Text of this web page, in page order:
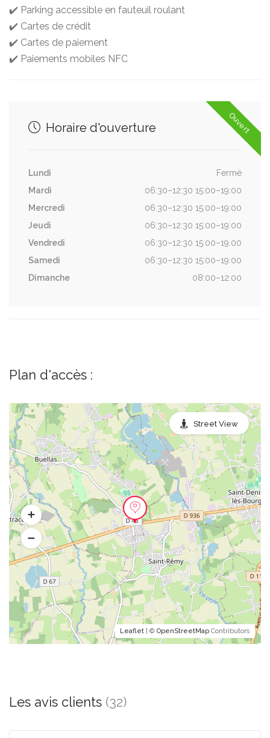
✔️ Parking accessible en fauteuil roulant
✔️ Cartes de crédit
✔️ Cartes de paiement
✔️ Paiements mobiles NFC
Ouvert
Horaire d'ouverture
Lundi
Fermé
Mardi
06:30–12:30 15:00–19:00
Mercredi
06:30–12:30 15:00–19:00
Jeudi
06:30–12:30 15:00–19:00
Vendredi
06:30–12:30 15:00–19:00
Samedi
06:30–12:30 15:00–19:00
Dimanche
08:00–12:00
Plan d'accès :
Leaflet | © OpenStreetMap Contributors
Street View
Les avis clients (32)